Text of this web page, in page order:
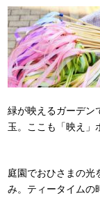
緑が映えるガーデン
玉。ここも「映え」
庭園でおひさまの光
み。ティータイムの